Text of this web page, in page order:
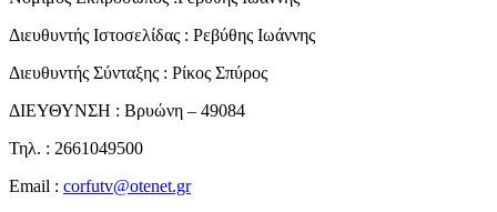
Διευθυντής Ιστοσελίδας : Ρεβύθης Ιωάννης
Διευθυντής Σύνταξης : Ρίκος Σπύρος
ΔΙΕΥΘΥΝΣΗ : Βρυώνη – 49084
Τηλ. : 2661049500
Email : corfutv@otenet.gr